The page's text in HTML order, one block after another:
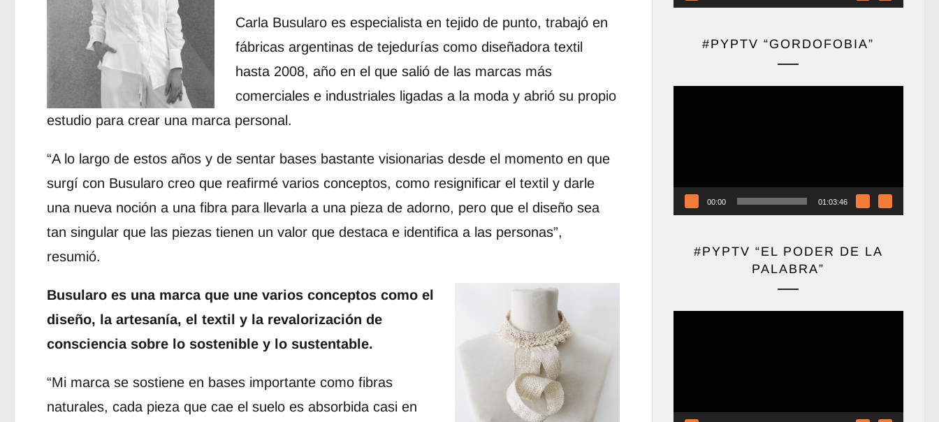
Carla Busularo es especialista en tejido de punto, trabajó en
fábricas argentinas de tejedurías como diseñadora textil
hasta 2008, año en el que salió de las marcas más
comerciales e industriales ligadas a la moda y abrió su propio
estudio para crear una marca personal.
“A lo largo de estos años y de sentar bases bastante visionarias desde el momento en que
surgí con Busularo creo que reafirmé varios conceptos, como resignificar el textil y darle
una nueva noción a una fibra para llevarla a una pieza de adorno, pero que el diseño sea
tan singular que las piezas tienen un valor que destaca e identifica a las personas”,
resumió.
Busularo es una marca que une varios conceptos como el
diseño, la artesanía, el textil y la revalorización de
consciencia sobre lo sostenible y lo sustentable.
“Mi marca se sostiene en bases importante como fibras
naturales, cada pieza que cae el suelo es absorbida casi en
#PYPTV “GORDOFOBIA”
00:00 01:03:46
#PYPTV “EL PODER DE LA
PALABRA”